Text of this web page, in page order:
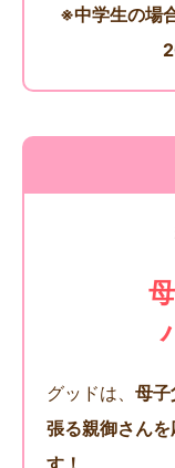
※中学生の場
グッドは、 母子
張る親御さんを
す！